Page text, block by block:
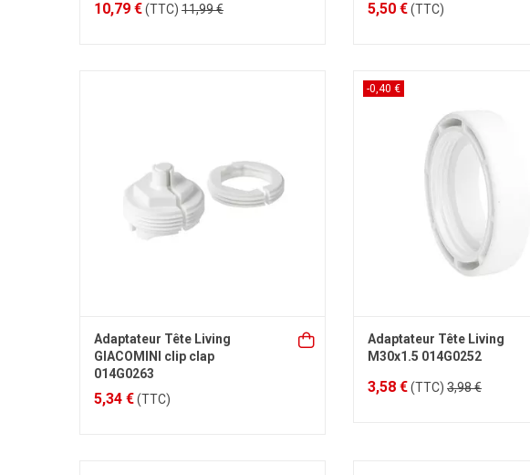
10,79 €(TTC) 11,99 € 5,50 €(TTC)
Adaptateur Tête Living
GIACOMINI clip clap
014G0263
5,34 €(TTC)
-0,40 €
Adaptateur Tête Living
M30x1.5 014G0252
3,58 €(TTC) 3,98 €